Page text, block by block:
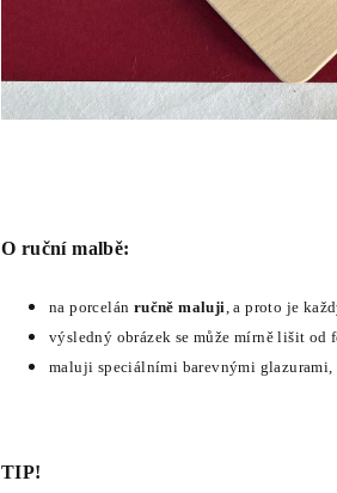
O ruční malbě:
na porcelán ručně maluji , a proto je
výsledný obrázek se může mírně lišit od
maluji speciálními barevnými
TIP!